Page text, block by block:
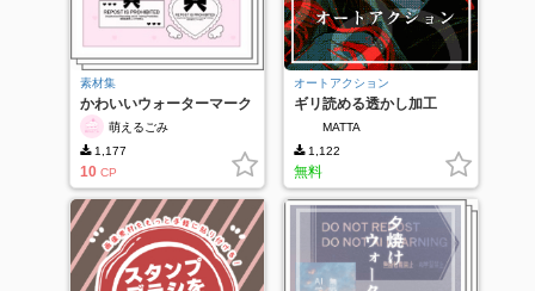
素材集
かわいいウォーターマーク
萌えるごみ
1,177
10 CP
オートアクション
ギリ読める透かし加工
MATTA
1,122
無料